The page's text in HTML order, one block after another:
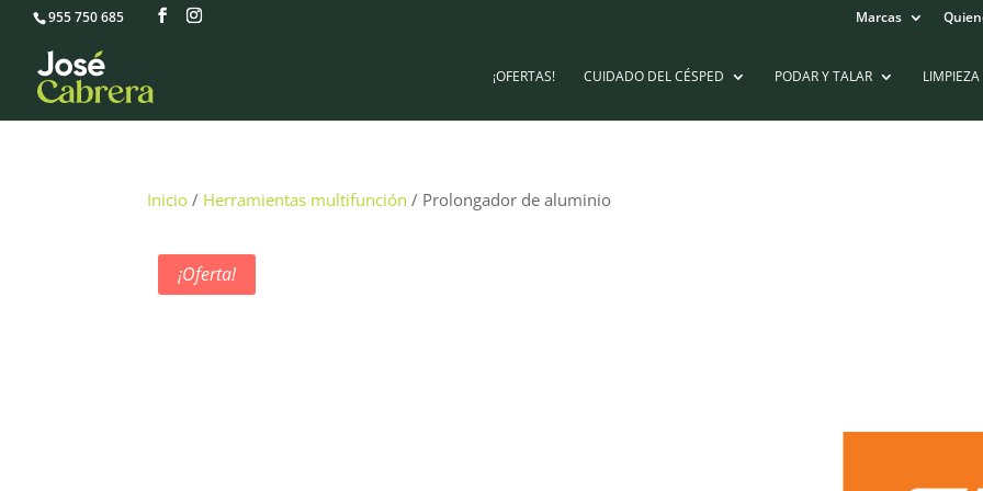
955 750 685 Marcas
¡OFERTAS! CUIDADO DEL CÉSPED PODAR Y TALAR LIMPIEZA
Inicio / Herramientas multifunción / Prolongador de aluminio
¡Oferta!